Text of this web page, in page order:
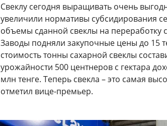
Свеклу сегодня выращивать очень
увеличили нормативы субсидирования
объемы сданной свеклы на переработку
Заводы подняли закупочные цены до 15
стоимость тонны сахарной свеклы
урожайности 500 центнеров с гектара
млн тенге. Теперь свекла – это самая
отметил вице-премьер.